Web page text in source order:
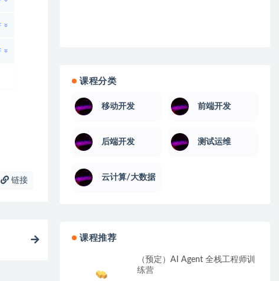
链接
课程分类
移动开发 前端开发
后端开发 测试运维
云计算/大数据
课程推荐
（预定）AI Agent 全栈工程师训
练营